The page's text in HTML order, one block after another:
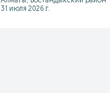
31 июля 2026 г.